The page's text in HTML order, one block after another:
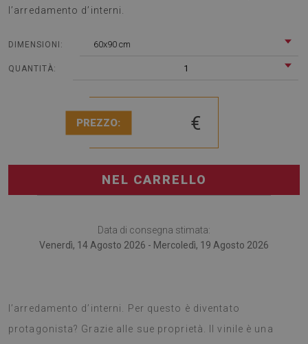
l’arredamento d’interni.
DIMENSIONI: 60x90 cm
QUANTITÀ: 1
PREZZO: €
NEL CARRELLO
Data di consegna stimata:
Venerdì, 14 Agosto 2026 - Mercoledì, 19 Agosto 2026
l’arredamento d’interni. Per questo è diventato
protagonista? Grazie alle sue proprietà. Il vinile è una